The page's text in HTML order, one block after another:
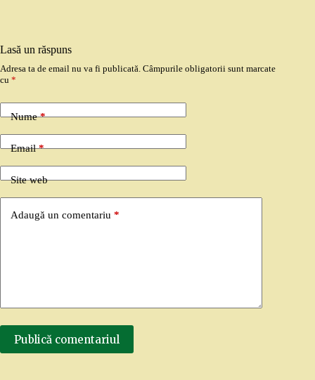
Lasă un răspuns
Adresa ta de email nu va fi publicată. Câmpurile obligatorii sunt marcate
cu *
Nume*
Email*
Site web
Adaugă un comentariu *
Publică comentariul